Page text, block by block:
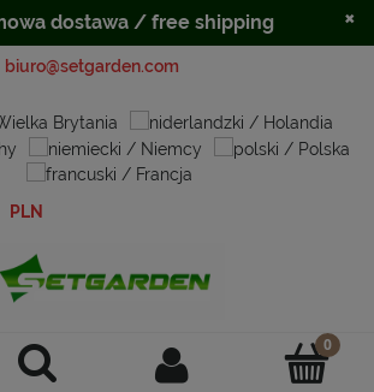
biuro@setgarden.com
dostawa / free shipping ×